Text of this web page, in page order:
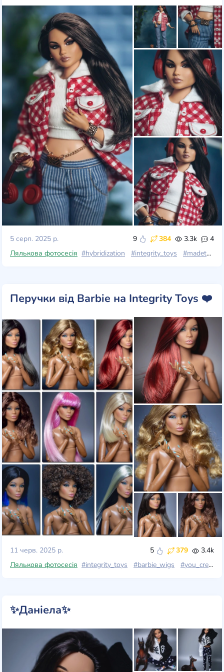
5 серп. 2025 р. 9 384 3.3k
4
Лялькова фотосесія #hybridization #integrity_toys #madetomove
Перучки від Barbie на Integrity Toys ❤️
11 черв. 2025 р. 5 379
3.4k
Лялькова фотосесія #integrity_toys #barbie_wigs #you_create_barbie_basics
✨Даніела✨